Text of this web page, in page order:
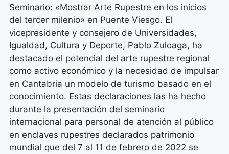
Seminario: «Mostrar Arte Rupestre en los inicios
del tercer milenio» en Puente Viesgo. El
vicepresidente y consejero de Universidades,
Igualdad, Cultura y Deporte, Pablo Zuloaga, ha
destacado el potencial del arte rupestre regional
como activo económico y la necesidad de impulsar
en Cantabria un modelo de turismo basado en el
conocimiento. Estas declaraciones las ha hecho
durante la presentación del seminario
internacional para personal de atención al público
en enclaves rupestres declarados patrimonio
mundial que del 7 al 11 de febrero de 2022 se